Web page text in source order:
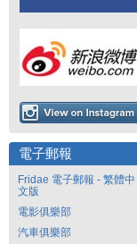
電子郵報
Fridae 電子郵報 - 繁體中
文版
電影俱樂部
汽車俱樂部